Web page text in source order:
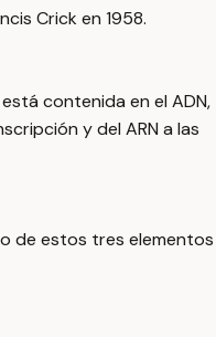
Crick en 1958.
contenida en el ADN,
y del ARN a las
de estos tres elementos